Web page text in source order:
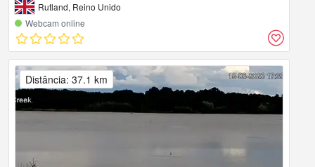
Rutland, Reino Unido
Webcam online
Distância: 37.1 km